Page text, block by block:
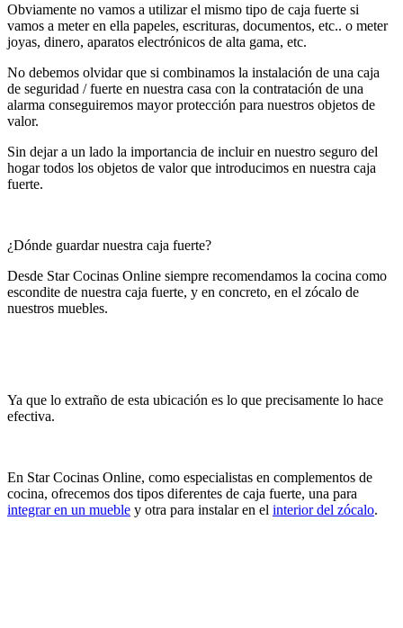
Obviamente no vamos a utilizar el mismo tipo de caja fuerte si
vamos a meter en ella papeles, escrituras, documentos, etc.. o meter
joyas, dinero, aparatos electrónicos de alta gama, etc.
No debemos olvidar que si combinamos la instalación de una caja
de seguridad / fuerte en nuestra casa con la contratación de una
alarma conseguiremos mayor protección para nuestros objetos de
valor.
Sin dejar a un lado la importancia de incluir en nuestro seguro del
hogar todos los objetos de valor que introducimos en nuestra caja
fuerte.
¿Dónde guardar nuestra caja fuerte?
Desde Star Cocinas Online siempre recomendamos la cocina como
escondite de nuestra caja fuerte, y en concreto, en el zócalo de
nuestros muebles.
Ya que lo extraño de esta ubicación es lo que precisamente lo hace
efectiva.
En Star Cocinas Online, como especialistas en complementos de
cocina, ofrecemos dos tipos diferentes de caja fuerte, una para
integrar en un mueble y otra para instalar en el interior del zócalo.